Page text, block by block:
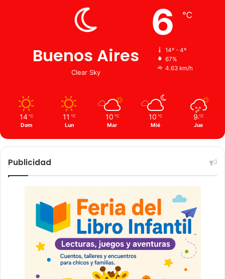
Buenos Aires
Clear Sky
6 ℃
14º - 4º
67%
4.63 km/h
14 ℃
Dom
11 ℃
Lun
10 ℃
Mar
10 ℃
Mié
9 ℃
Jue
Publicidad